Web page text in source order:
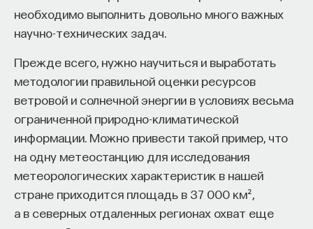
необходимо выполнить довольно много важных
научно-технических задач.
Прежде всего, нужно научиться и выработать
методологии правильной оценки ресурсов
ветровой и солнечной энергии в условиях весьма
ограниченной природно-климатической
информации. Можно привести такой пример, что
на одну метеостанцию для исследования
метеорологических характеристик в нашей
стране приходится площадь в 37 000 км²,
а в северных отдаленных регионах охват еще
Александр Аузан
доктор экономических наук, декан
экономического факультета МГУ, член
России, президент Института национального
проекта «Общественный договор», один
из основателей группы «СИГМА»
КУЛЬТУРА
776 публикаций
КУЛЬТУРА СОЦИОЛОГИЯ ЭКОНОМИКА
РОССИЯ ПОЛИТИКА